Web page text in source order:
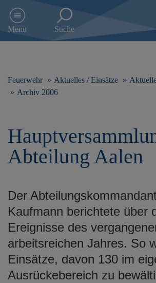
e
Menu Suche
Feuerwehr Aktuelles / Einsätze
Archiv 2006
Abteilung Aalen
Der
Kaufmann berichtete über
Ereignisse des
arbeitsreichen Jahres. So
Einsätze, davon 130 im
Ausrückebereich zu